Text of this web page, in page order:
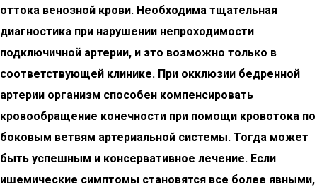
оттока венозной крови. Необходима тщательная
диагностика при нарушении непроходимости
подключичной артерии, и это возможно только в
соответствующей клинике. При окклюзии бедренной
артерии организм способен компенсировать
кровообращение конечности при помощи кровотока по
боковым ветвям артериальной системы. Тогда может
быть успешным и консервативное лечение. Если
ишемические симптомы становятся все более явными,